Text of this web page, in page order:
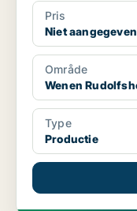
Pris
Niet aangegeven
Område
Wenen
Type
Productie